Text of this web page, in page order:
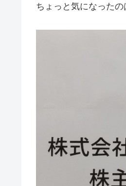
ちょっと気になったの